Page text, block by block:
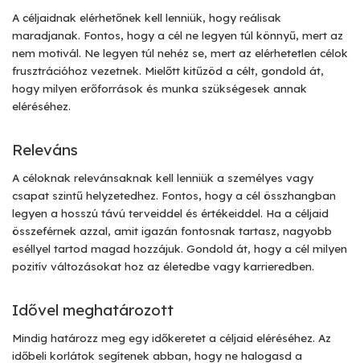
A céljaidnak elérhetőnek kell lenniük, hogy reálisak
maradjanak. Fontos, hogy a cél ne legyen túl könnyű, mert az
nem motivál. Ne legyen túl nehéz se, mert az elérhetetlen célok
frusztrációhoz vezetnek. Mielőtt kitűzöd a célt, gondold át,
hogy milyen erőforrások és munka szükségesek annak
eléréséhez.
Releváns
A céloknak relevánsaknak kell lenniük a személyes vagy
csapat szintű helyzetedhez. Fontos, hogy a cél összhangban
legyen a hosszú távú terveiddel és értékeiddel. Ha a céljaid
összeférnek azzal, amit igazán fontosnak tartasz, nagyobb
eséllyel tartod magad hozzájuk. Gondold át, hogy a cél milyen
pozitív változásokat hoz az életedbe vagy karrieredben.
Idővel meghatározott
Mindig határozz meg egy időkeretet a céljaid eléréséhez. Az
időbeli korlátok segítenek abban, hogy ne halogasd a